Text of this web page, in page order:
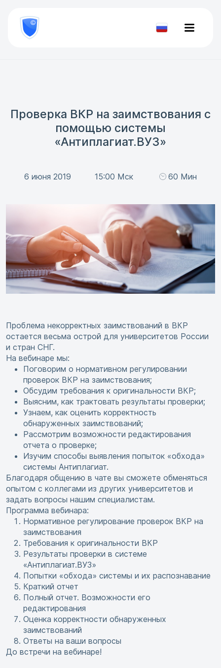
800
777-
81-Проверить
Проверка ВКР на заимствования с
помощью системы
«Антиплагиат.ВУЗ»
6 июня 2019 15:00 Мск 60 Мин
Проблема некорректных заимствований в ВКР
остается весьма острой для университетов России
и стран СНГ.
На вебинаре мы:
Поговорим о нормативном регулировании
проверок ВКР на заимствования;
Обсудим требования к оригинальности ВКР;
Выясним, как трактовать результаты проверки;
Узнаем, как оценить корректность
обнаруженных заимствований;
Рассмотрим возможности редактирования
отчета о проверке;
Изучим способы выявления попыток «обхода»
системы Антиплагиат.
Благодаря общению в чате вы сможете обменяться
опытом с коллегами из других университетов и
задать вопросы нашим специалистам.
Программа вебинара:
Нормативное регулирование проверок ВКР на
заимствования
Требования к оригинальности ВКР
Результаты проверки в системе
«Антиплагиат.ВУЗ»
Попытки «обхода» системы и их распознавание
Краткий отчет
Полный отчет. Возможности его
редактирования
Оценка корректности обнаруженных
заимствований
Ответы на ваши вопросы
До встречи на вебинаре!